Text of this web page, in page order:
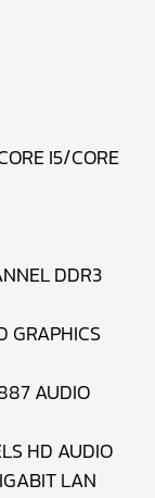
I5/CORE
DDR3
GRAPHICS
AUDIO
HD AUDIO
LAN